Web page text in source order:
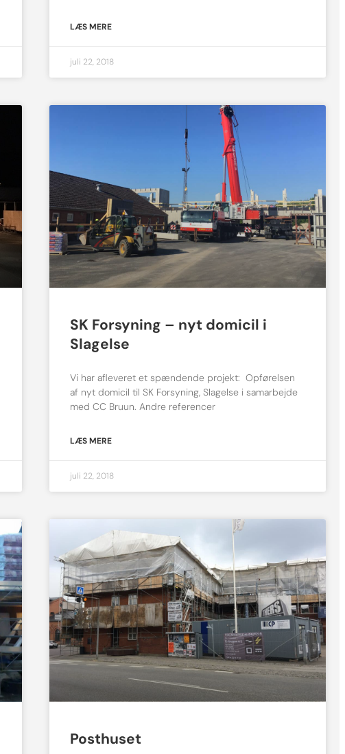
LÆS MERE
juli 22, 2018
SK Forsyning – nyt domicil i
Slagelse
Vi har afleveret et spændende projekt: Opførelsen
af nyt domicil til SK Forsyning, Slagelse i samarbejde
med CC Bruun. Andre referencer
LÆS MERE
juli 22, 2018
Posthuset